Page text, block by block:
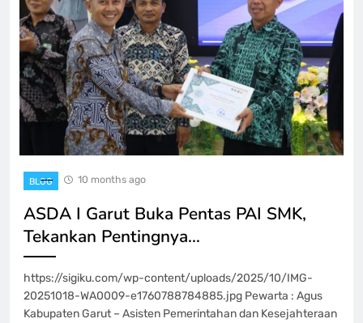
BLOG 10 months ago
ASDA I Garut Buka Pentas PAI SMK,
Tekankan Pentingnya…
https://sigiku.com/wp-content/uploads/2025/10/IMG-
20251018-WA0009-e1760788784885.jpg Pewarta : Agus
Kabupaten Garut – Asisten Pemerintahan dan Kesejahteraan